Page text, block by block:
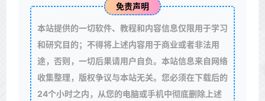
免责声明
本站提供的一切软件、教程和内容信息仅限用于学习
和研究目的；不得将上述内容用于商业或者非法用
途，否则，一切后果请用户自负。本站信息来自网络
收集整理，版权争议与本站无关。您必须在下载后的
24个小时之内，从您的电脑或手机中彻底删除上述